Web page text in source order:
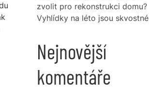
zvolit pro rekonstrukci domu?
Vyhlídky na léto jsou skvostné
Nejnovější
komentáře